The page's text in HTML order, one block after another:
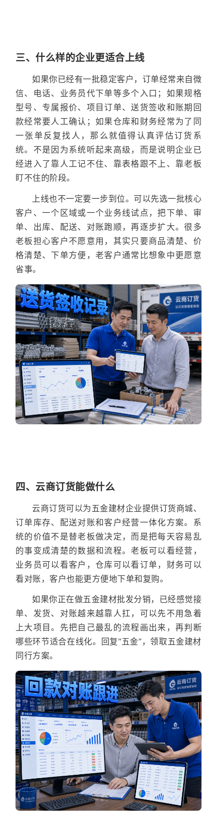
三、什么样的企业更适合上线
如果你已经有一批稳定客户，订单经常来自微
信、电话、业务员代下单等多个入口；如果规格
型号、专属报价、项目订单、送货签收和账期回
款经常要人工确认；如果仓库和财务经常为了同
一张单反复找人，那么就值得认真评估订货系
统。不是因为系统听起来高级，而是说明企业已
经进入了靠人工记不住、靠表格跟不上、靠老板
盯不住的阶段。
上线也不一定要一步到位。可以先选一批核心
客户、一个区域或一个业务线试点，把下单、审
单、出库、配送、对账跑顺，再逐步扩大。很多
老板担心客户不愿意用，其实只要商品清楚、价
格清楚、下单方便，老客户通常比想象中更愿意
省事。
四、云商订货能做什么
云商订货可以为五金建材企业提供订货商城、
订单库存、配送对账和客户经营一体化方案。系
统的价值不是替老板做决定，而是把每天容易乱
的事变成清楚的数据和流程。老板可以看经营，
业务员可以看客户，仓库可以看订单，财务可以
看对账，客户也能更方便地下单和复购。
如果你正在做五金建材批发分销，已经感觉接
单、发货、对账越来越靠人扛，可以先不用急着
上大项目。先把自己最乱的流程画出来，再判断
哪些环节适合在线化。回复“五金”，领取五金建材
同行方案。